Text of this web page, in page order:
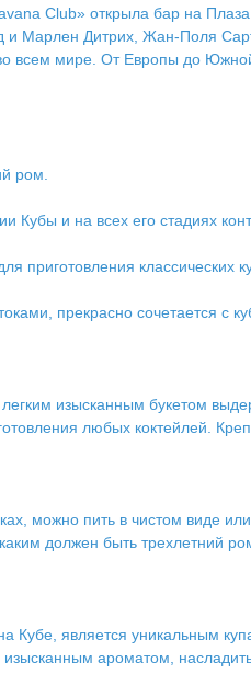
Club» открыла бар на
и Марлен Дитрих, Жан-Поля
всем мире. От Европы до
ром.
Кубы и на всех его стадиях
приготовления классических
прекрасно сочетается с
изысканным букетом
любых коктейлей.
можно пить в чистом виде
должен быть трехлетний
Кубе, является
ароматом,